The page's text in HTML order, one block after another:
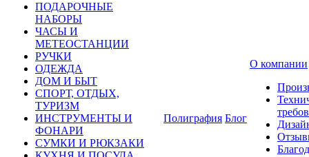
ПОДАРОЧНЫЕ
НАБОРЫ
ЧАСЫ И
МЕТЕОСТАНЦИИ
РУЧКИ
ОДЕЖДА
ДОМ И БЫТ
СПОРТ, ОТДЫХ,
ТУРИЗМ
ИНСТРУМЕНТЫ И
ФОНАРИ
СУМКИ И РЮКЗАКИ
Полиграфия Блог
О компании